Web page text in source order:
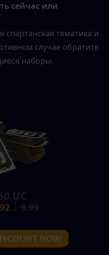
сейчас или
спартанская тематика и
случае обратите
наборы.